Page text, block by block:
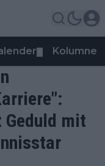
Kolumnen
mit